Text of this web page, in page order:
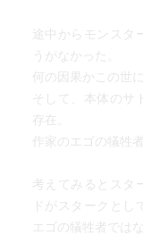
途中からモンスタ
うがなかった。
何の因果かこの世
そして、本体の
存在。
作家のエゴの犠牲
考えてみるとス
ドがスタークとし
エゴの犠牲者では